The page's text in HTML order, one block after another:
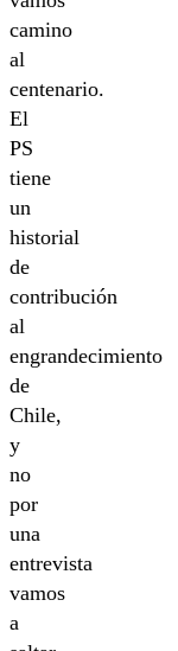
camino
al
centenario.
El
PS
tiene
un
historial
de
contribución
al
engrandecimiento
de
Chile,
y
no
por
una
entrevista
vamos
a